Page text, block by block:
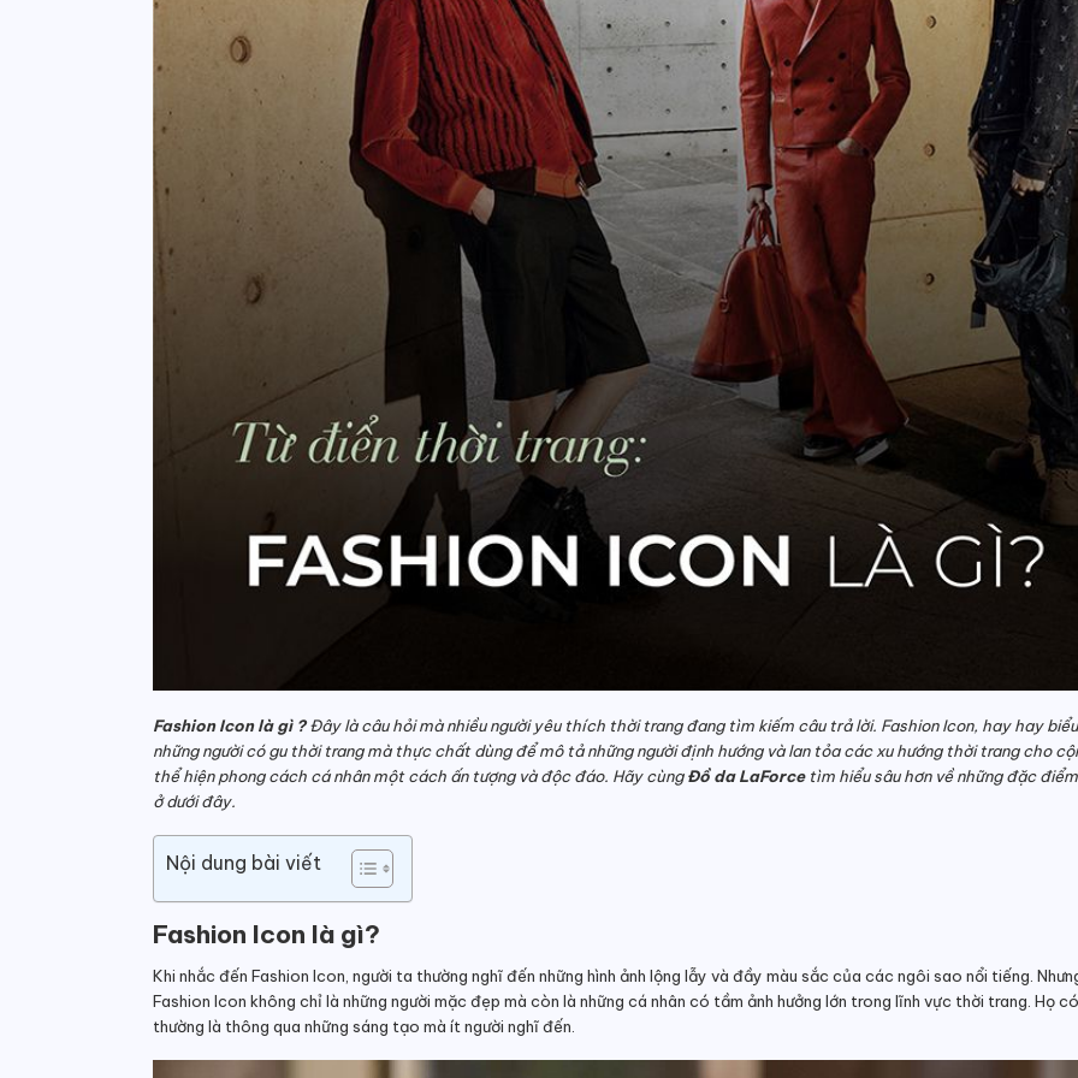
Fashion Icon là gì ?Đây là câu hỏi mà nhiều người yêu thích thời trang đang tìm kiếm câu trả lời. Fashion Icon, hay hay
những người có gu thời trang mà thực chất dùng để mô tả những người định hướng và lan tỏa các xu hướng thời trang cho
thể hiện phong cách cá nhân một cách ấn tượng và độc đáo. Hãy cùngĐồ da LaForce tìm hiểu sâu hơn về những đặc
ở dưới đây.
Nội dung bài viết
Fashion Icon là gì?
Khi nhắc đến Fashion Icon, người ta thường nghĩ đến những hình ảnh lộng lẫy và đầy màu sắc của các ngôi sao nổi tiếng.
Fashion Icon không chỉ là những người mặc đẹp mà còn là những cá nhân có tầm ảnh hưởng lớn trong lĩnh vực thời trang. Họ
thường là thông qua những sáng tạo mà ít người nghĩ đến.